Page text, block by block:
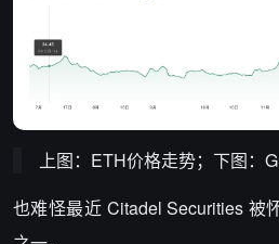
上图：ETH价格走势；下图：
也难怪最近 Citadel Securities 被